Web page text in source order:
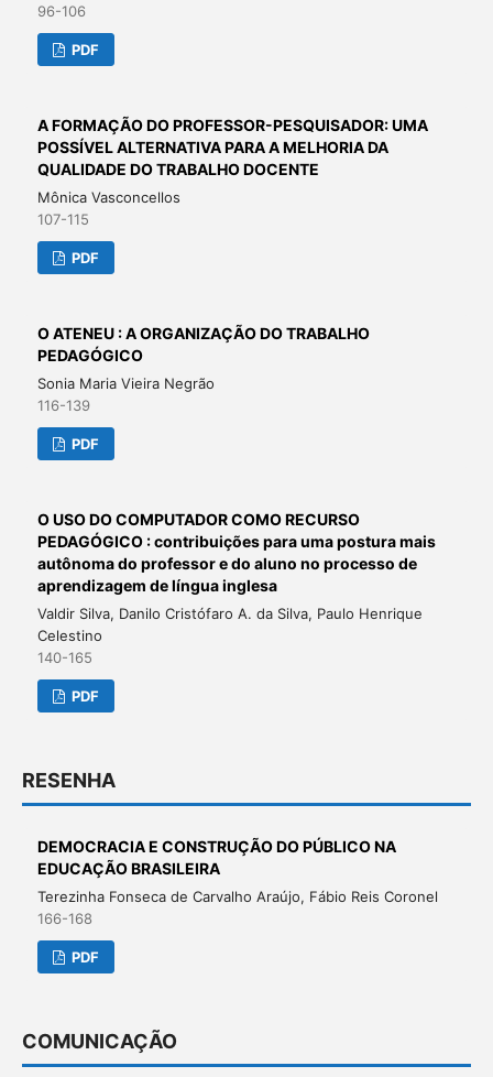
96-106
PDF
A FORMAÇÃO DO PROFESSOR-PESQUISADOR: UMA
POSSÍVEL ALTERNATIVA PARA A MELHORIA DA
QUALIDADE DO TRABALHO DOCENTE
Mônica Vasconcellos
107-115
PDF
O ATENEU : A ORGANIZAÇÃO DO TRABALHO
PEDAGÓGICO
Sonia Maria Vieira Negrão
116-139
PDF
O USO DO COMPUTADOR COMO RECURSO
PEDAGÓGICO : contribuições para uma postura mais
autônoma do professor e do aluno no processo de
aprendizagem de língua inglesa
Valdir Silva, Danilo Cristófaro A. da Silva, Paulo Henrique
Celestino
140-165
PDF
RESENHA
DEMOCRACIA E CONSTRUÇÃO DO PÚBLICO NA
EDUCAÇÃO BRASILEIRA
Terezinha Fonseca de Carvalho Araújo, Fábio Reis Coronel
166-168
PDF
COMUNICAÇÃO